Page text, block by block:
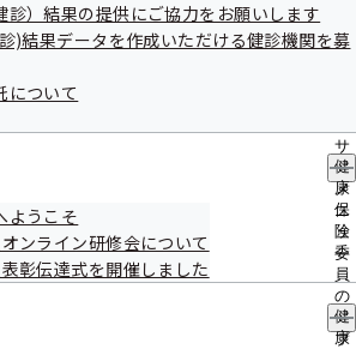
先
一
覧
の
サ
ブ
メ
ニ
ュ
ー
診）結果の提供にご協力をお願いします
)結果データを作成いただける健診機関を募
について
健
康
保
険
委
員
の
サ
ブ
ようこそ
ンライン研修会について
彰伝達式を開催しました
健
康
営宣言】インセンティ
る事業者の公募につ
宣言】登録事業所の
登録特典について